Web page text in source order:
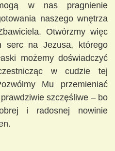
w nas pragnienie
naszego wnętrza
Otwórzmy więc
serc na Jezusa, którego
możemy doświadczyć
w cudzie tej
Mu przemieniać
szczęśliwe – bo
i radosnej nowinie